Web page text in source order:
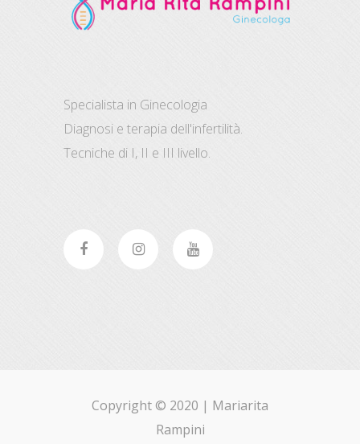
Specialista in Ginecologia
Diagnosi e terapia dell'infertilità.
Tecniche di I, II e III livello.
Copyright © 2020 | Mariarita
Rampini